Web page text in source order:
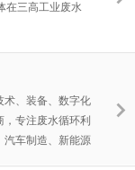
在三高工业废水
术、装备、数字化
专注废水循环利
汽车制造、新能源